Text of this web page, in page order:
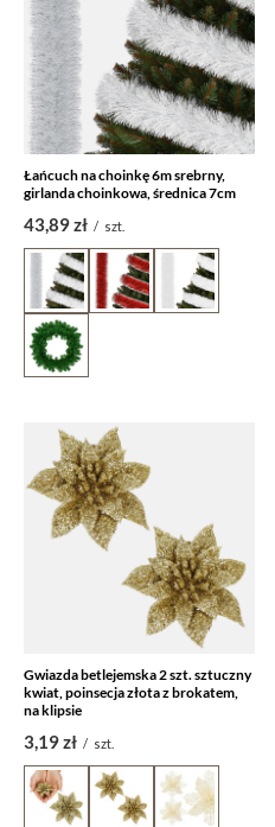
Łańcuch na choinkę 6m srebrny,
girlanda choinkowa, średnica 7cm
43,89 zł / szt.
Gwiazda betlejemska 2 szt. sztuczny
kwiat, poinsecja złota z brokatem,
na klipsie
3,19 zł / szt.